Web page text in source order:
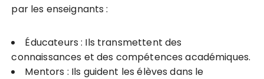
par les enseignants :
Éducateurs : Ils transmettent des
connaissances et des compétences académiques.
Mentors : Ils guident les élèves dans le